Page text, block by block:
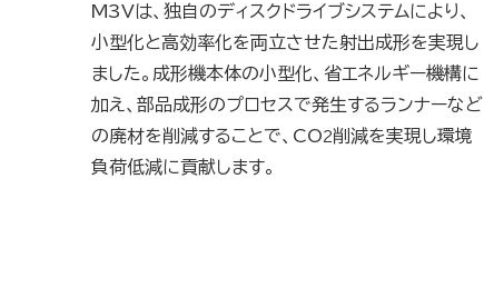
M3Vは、独自のディスクドライブシステムにより、
小型化と高効率化を両立させた射出成形を実現し
ました。成形機本体の小型化、省エネルギー機構に
加え、部品成形のプロセスで発生するランナーなど
の廃材を削減することで、CO2削減を実現し環境
負荷低減に貢献します。